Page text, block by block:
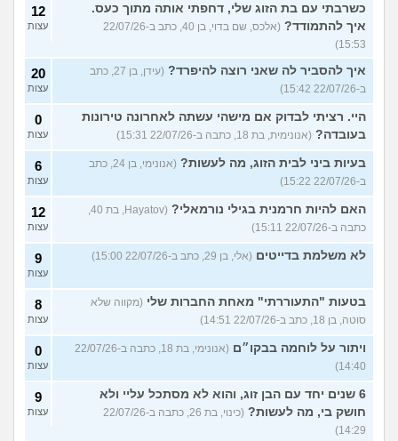
כשרבתי עם בת הזוג שלי, דחפתי אותה מתוך כעס.
איך להתמודד?
(אלכס, שם בדוי, בן 40, כתב ב-22/07/26
15:53)
12
עצות
איך להסביר לה שאני רוצה להיפרד?
(עידן, בן 27, כתב
ב-22/07/26 15:42)
20
עצות
היי. רציתי לבדוק אם מישהי עשתה לאחרונה טירונות
בעובדה? (אנונימית, בת 18, כתבה ב-22/07/26 15:31)
0
עצות
בעיות ביני לבית הזוג, מה לעשות?
(אנונימי, בן 24, כתב
ב-22/07/26 15:22)
6
עצות
האם להיות חרמנית בגילי נורמאלי?
(Hayatov, בת 40,
כתבה ב-22/07/26 15:11)
12
עצות
לא משלמת בדייטים (אלי, בן 29, כתב ב-22/07/26 15:00) 9
עצות
בטעות "התעוררתי" מאחת החברות שלי (מקווה שלא
סוטה, בן 18, כתב ב-22/07/26 14:51)
8
עצות
ויתור על לוחמה בבקו״ם
(אנונימי, בת 18, כתבה ב-22/07/26
14:40)
0
עצות
6 שנים יחד עם הבן זוג, והוא לא מסתכל עליי ולא
חושק בי, מה לעשות?
(כינוי, בת 26, כתבה ב-22/07/26
14:29)
9
עצות